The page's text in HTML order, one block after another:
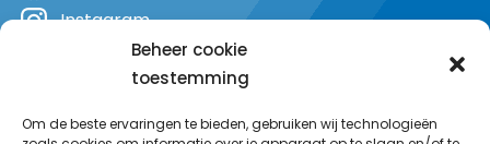
Beheer cookie
toestemming
Om de beste ervaringen te bieden, gebruiken wij technologieën
Instagram
YouTube